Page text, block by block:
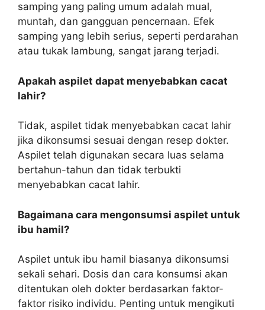
samping yang paling umum adalah mual,
muntah, dan gangguan pencernaan. Efek
samping yang lebih serius, seperti perdarahan
atau tukak lambung, sangat jarang terjadi.
Apakah aspilet dapat menyebabkan cacat
lahir?
Tidak, aspilet tidak menyebabkan cacat lahir
jika dikonsumsi sesuai dengan resep dokter.
Aspilet telah digunakan secara luas selama
bertahun-tahun dan tidak terbukti
menyebabkan cacat lahir.
Bagaimana cara mengonsumsi aspilet untuk
ibu hamil?
Aspilet untuk ibu hamil biasanya dikonsumsi
sekali sehari. Dosis dan cara konsumsi akan
ditentukan oleh dokter berdasarkan faktor-
faktor risiko individu. Penting untuk mengikuti